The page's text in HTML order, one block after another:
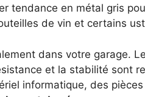
tendance en métal gris
de vin et certains
dans votre garage.
et la stabilité sont
informatique, des